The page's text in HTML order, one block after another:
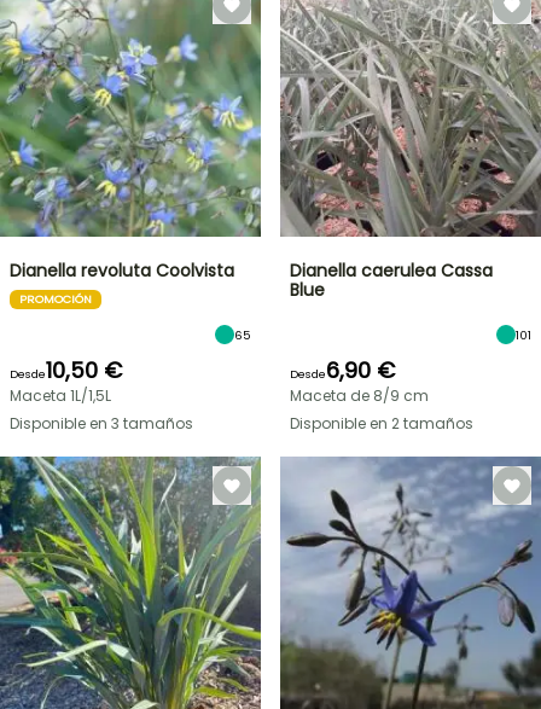
Dianella revoluta Coolvista
PROMOCIÓN
65
Desde10,50 €
Maceta 1L/1,5L
Disponible en 3 tamaños
Dianella caerulea Cassa
Blue
101
Desde6,90 €
Maceta de 8/9 cm
Disponible en 2 tamaños